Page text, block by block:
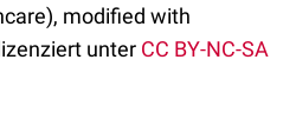
modified with
unter CC BY-NC-SA